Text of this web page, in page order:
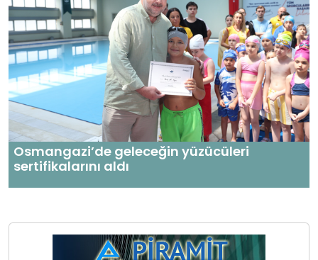
Osmangazi’de geleceğin yüzücüleri
sertifikalarını aldı